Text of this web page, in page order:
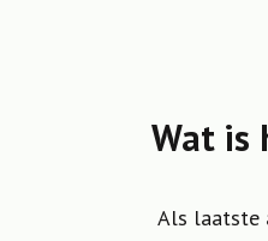
Wat is
Als laatste